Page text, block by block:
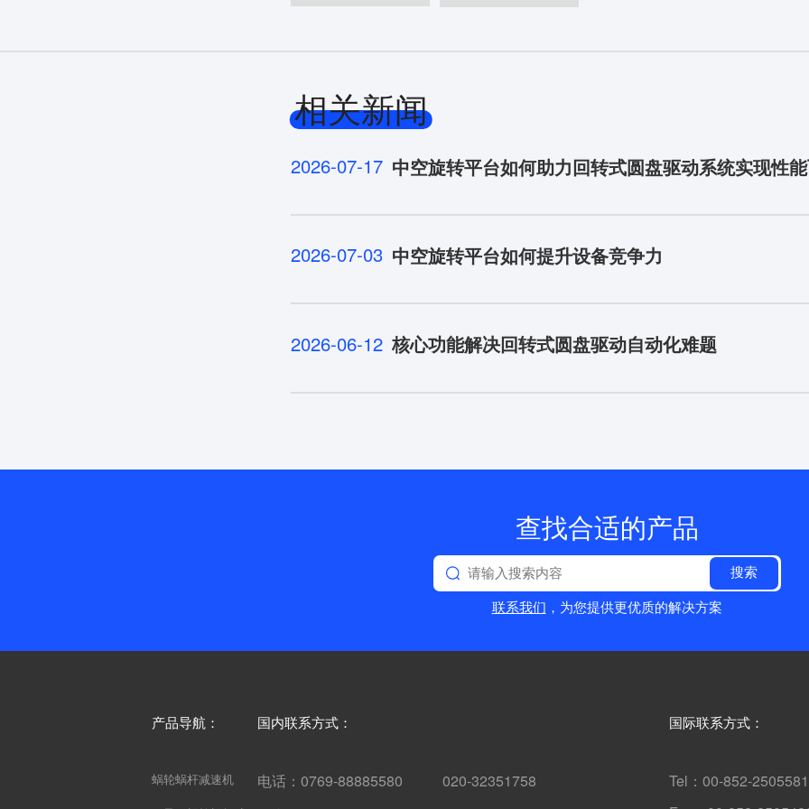
相关新闻
2026-07-17 中空旋转平台如何助力回转式圆盘驱动系统实现性
2026-07-03 中空旋转平台如何提升设备竞争力
2026-06-12 核心功能解决回转式圆盘驱动自动化难题
查找合适的产品
搜索
联系我们 ，为您提供更优质的解决方案
产品导航：
蜗轮蜗杆减速机
国内联系方式：
电话：0769-88885580 020-32351758
国际联系方式：
Tel：00-852-